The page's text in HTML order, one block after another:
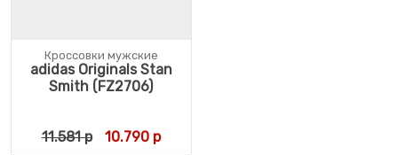
Кроссовки мужские
adidas Originals Stan
Smith (FZ2706)
11.581р Первоначальная цена составляла 11.581 р.
10.790рТекущая цена: 10.790 р.